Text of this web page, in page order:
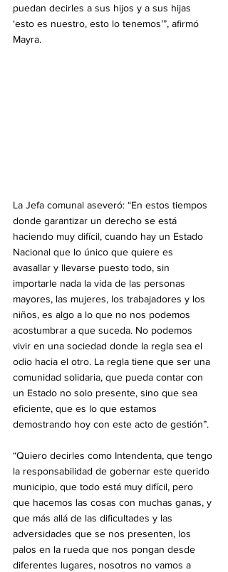
puedan decirles a sus hijos y a sus hijas
‘esto es nuestro, esto lo tenemos’”, afirmó
Mayra.
La Jefa comunal aseveró: “En estos tiempos
donde garantizar un derecho se está
haciendo muy difícil, cuando hay un Estado
Nacional que lo único que quiere es
avasallar y llevarse puesto todo, sin
importarle nada la vida de las personas
mayores, las mujeres, los trabajadores y los
niños, es algo a lo que no nos podemos
acostumbrar a que suceda. No podemos
vivir en una sociedad donde la regla sea el
odio hacia el otro. La regla tiene que ser una
comunidad solidaria, que pueda contar con
un Estado no solo presente, sino que sea
eficiente, que es lo que estamos
demostrando hoy con este acto de gestión”.
“Quiero decirles como Intendenta, que tengo
la responsabilidad de gobernar este querido
municipio, que todo está muy difícil, pero
que hacemos las cosas con muchas ganas, y
que más allá de las dificultades y las
adversidades que se nos presenten, los
palos en la rueda que nos pongan desde
diferentes lugares, nosotros no vamos a